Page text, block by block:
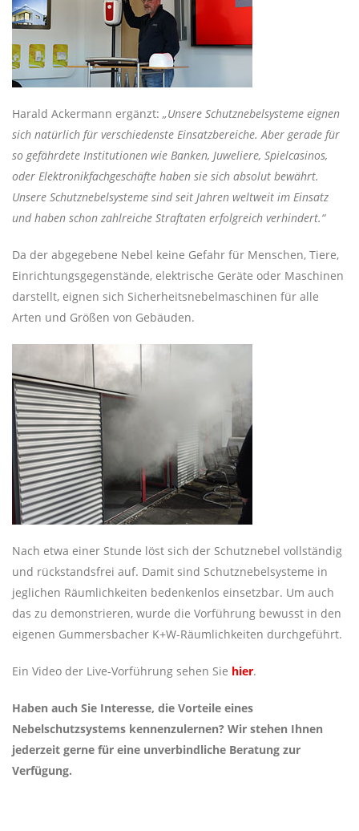
Harald Ackermann ergänzt: „Unsere Schutznebelsysteme eignen
sich natürlich für verschiedenste Einsatzbereiche. Aber gerade für
so gefährdete Institutionen wie Banken, Juweliere, Spielcasinos,
oder Elektronikfachgeschäfte haben sie sich absolut bewährt.
Unsere Schutznebelsysteme sind seit Jahren weltweit im Einsatz
und haben schon zahlreiche Straftaten erfolgreich verhindert.“
Da der abgegebene Nebel keine Gefahr für Menschen, Tiere,
Einrichtungsgegenstände, elektrische Geräte oder Maschinen
darstellt, eignen sich Sicherheitsnebelmaschinen für alle
Arten und Größen von Gebäuden.
Nach etwa einer Stunde löst sich der Schutznebel vollständig
und rückstandsfrei auf. Damit sind Schutznebelsysteme in
jeglichen Räumlichkeiten bedenkenlos einsetzbar. Um auch
das zu demonstrieren, wurde die Vorführung bewusst in den
eigenen Gummersbacher K+W-Räumlichkeiten durchgeführt.
Ein Video der Live-Vorführung sehen Sie hier.
Haben auch Sie Interesse, die Vorteile eines
Nebelschutzsystems kennenzulernen? Wir stehen Ihnen
jederzeit gerne für eine unverbindliche Beratung zur
Verfügung.